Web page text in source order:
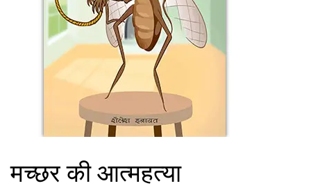
मच्छर की आत्महत्या